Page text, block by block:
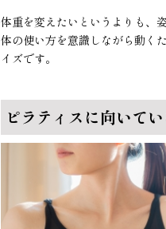
体重を変えたいというよりも、
体の使い方を意識しながら動く
イズです。
ピラティスに向いて